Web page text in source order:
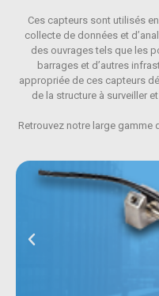
Ces capteurs sont utilisés
collecte de données et
des ouvrages tels que les
barrages et d’autres
appropriée de ces capteurs
de la structure à surveiller
Retrouvez notre large gamme